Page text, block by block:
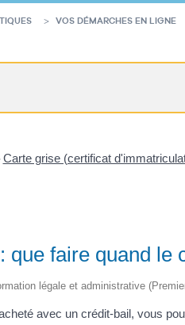
VOS DÉMARCHES EN LIGNE
Carte grise (certificat
que faire quand
légale et administrative
avec un crédit-bail, vous